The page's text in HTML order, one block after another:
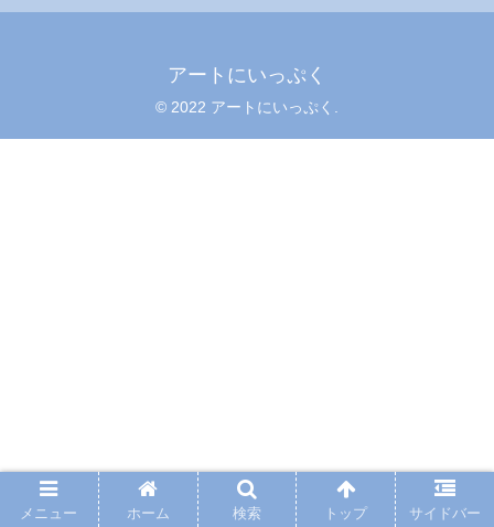
アートにいっぷく
© 2022 アートにいっぷく.
メニュー ホーム 検索 トップ サイドバー